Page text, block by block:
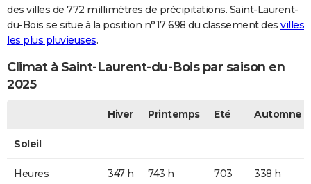
des villes de 772 millimètres de précipitations. Saint-Laurent-
du-Bois se situe à la position n°17 698 du classement des villes
les plus pluvieuses.
Climat à Saint-Laurent-du-Bois par saison en
2025
Hiver Printemps Eté Automne
Soleil
Heures
347 h 743 h
703
338 h